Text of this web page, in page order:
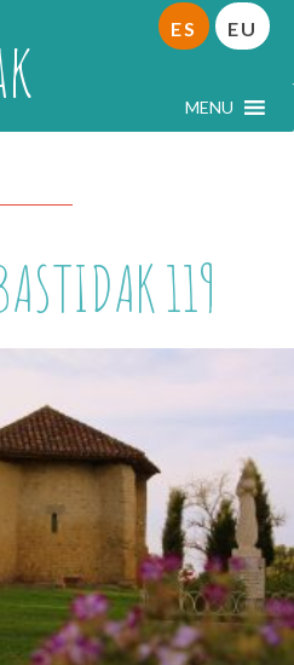
MENU
ES EU
119